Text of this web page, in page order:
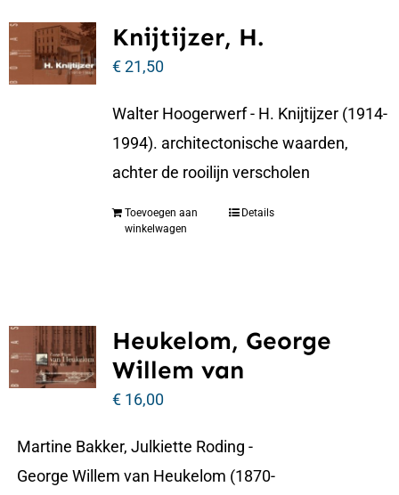
Knijtijzer, H.
€21,50
Walter Hoogerwerf - H. Knijtijzer (1914-
1994). architectonische waarden,
achter de rooilijn verscholen
Toevoegen aan
winkelwagen
Details
Heukelom, George
Willem van
€16,00
Martine Bakker, Julkiette Roding -
George Willem van Heukelom (1870-